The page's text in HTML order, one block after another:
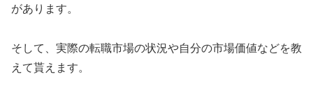
があります。
そして、実際の転職市場の状況や自分の市場価値などを教
えて貰えます。